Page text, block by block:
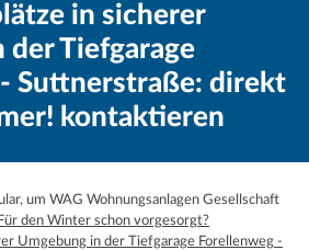
in sicherer
der Tiefgarage
Suttnerstraße: direkt
kontaktieren
um WAG Wohnungsanlagen Gesellschaft
Für den Winter schon vorgesorgt?
Umgebung in der Tiefgarage Forellenweg -